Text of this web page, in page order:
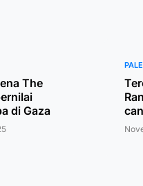
The
di Gaza